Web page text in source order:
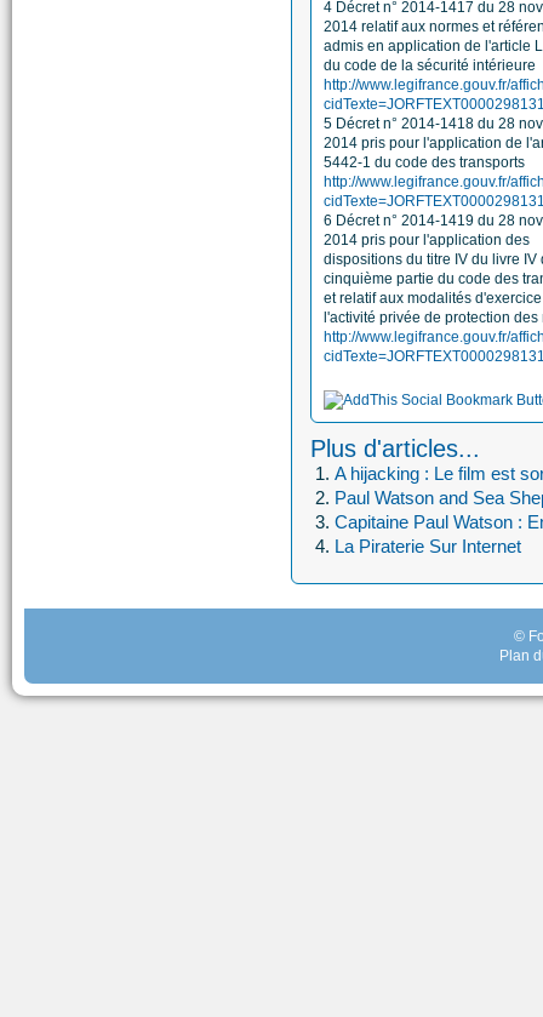
4 Décret n° 2014-1417 du 28
2014 relatif aux normes et
admis en application de l'article
du code de la sécurité intérieure
http://www.legifrance.gouv.fr/
5 Décret n° 2014-1418 du 28
2014 pris pour l'application de
5442-1 du code des transports
http://www.legifrance.gouv.fr/
6 Décret n° 2014-1419 du 28
2014 pris pour l'application des
dispositions du titre IV du livre IV
cinquième partie du code des
et relatif aux modalités
l'activité privée de protection des
http://www.legifrance.gouv.fr/
Plus d'articles...
A hijacking : Le film est
Paul Watson and Sea
Capitaine Paul Watson :
La Piraterie Sur Internet
©
Plan